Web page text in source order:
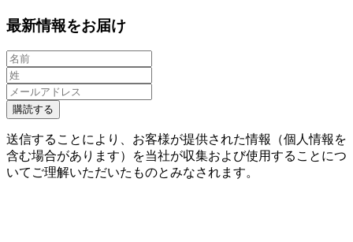
最新情報をお届け
購読する
送信することにより、お客様が提供された情報（個人情報を
含む場合があります）を当社が収集および使用することにつ
いてご理解いただいたものとみなされます。